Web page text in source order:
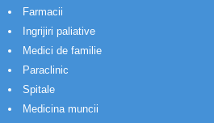
Farmacii
Ingrijiri paliative
Medici de familie
Paraclinic
Spitale
Medicina muncii